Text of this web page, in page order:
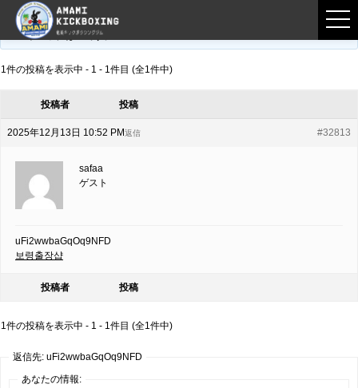
フロントページ › フォーラム
このトピックは空です。
1件の投稿を表示中 - 1 - 1件目 (全1件中)
投稿者 投稿
2025年12月13日 10:52 PM #32813
返信
safaa
ゲスト
uFi2wwbaGqOq9NFD
보령출장샵
投稿者 投稿
1件の投稿を表示中 - 1 - 1件目 (全1件中)
返信先: uFi2wwbaGqOq9NFD
あなたの情報: